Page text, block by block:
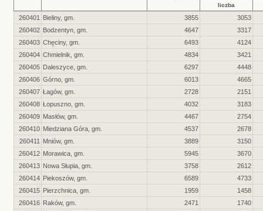
liczba
260401 Bieliny, gm. 3855
3053
260402 Bodzentyn, gm. 4647
3317
260403 Chęciny, gm. 6493
4124
260404 Chmielnik, gm. 4834
3421
260405 Daleszyce, gm. 6297
4448
260406 Górno, gm. 6013
4665
260407 Łagów, gm. 2728
2151
260408 Łopuszno, gm. 4032
3183
260409 Masłów, gm. 4467
2754
260410 Miedziana Góra, gm. 4537
2678
260411
Mniów, gm. 3889
3150
260412 Morawica, gm. 5945
3670
260413 Nowa Słupia, gm. 3758
2612
260414 Piekoszów, gm. 6589
4733
260415 Pierzchnica, gm. 1959
1458
260416 Raków, gm. 2471
1740